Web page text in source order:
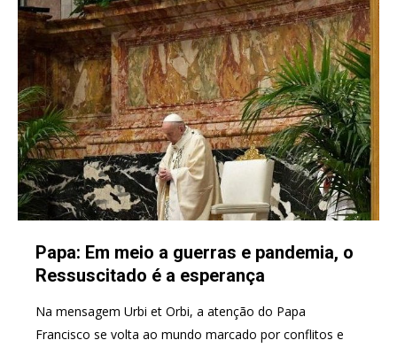
Papa: Em meio a guerras e pandemia, o
Ressuscitado é a esperança
Na mensagem Urbi et Orbi, a atenção do Papa
Francisco se volta ao mundo marcado por conflitos e